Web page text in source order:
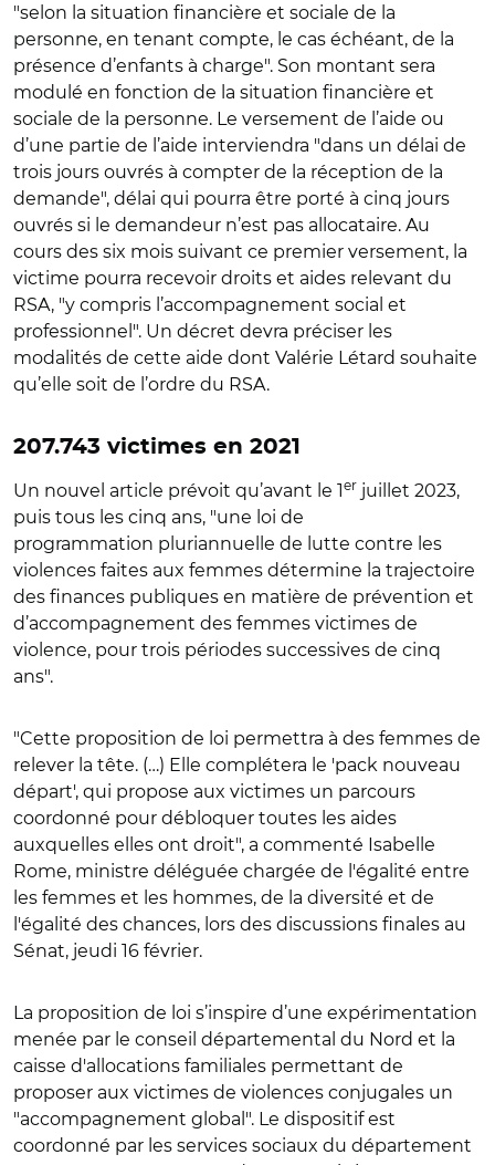
"selon la situation financière et sociale de la
personne, en tenant compte, le cas échéant, de la
présence d’enfants à charge". Son montant sera
modulé en fonction de la situation financière et
sociale de la personne. Le versement de l’aide ou
d’une partie de l’aide interviendra "dans un délai de
trois jours ouvrés à compter de la réception de la
demande", délai qui pourra être porté à cinq jours
ouvrés si le demandeur n’est pas allocataire. Au
cours des six mois suivant ce premier versement, la
victime pourra recevoir droits et aides relevant du
RSA, "y compris l’accompagnement social et
professionnel". Un décret devra préciser les
modalités de cette aide dont Valérie Létard souhaite
qu’elle soit de l’ordre du RSA.
207.743 victimes en 2021
Un nouvel article prévoit qu’avant le 1er juillet 2023,
puis tous les cinq ans, "une loi de
programmation pluriannuelle de lutte contre les
violences faites aux femmes détermine la trajectoire
des finances publiques en matière de prévention et
d’accompagnement des femmes victimes de
violence, pour trois périodes successives de cinq
ans".
"Cette proposition de loi permettra à des femmes de
relever la tête. (…) Elle complétera le 'pack nouveau
départ', qui propose aux victimes un parcours
coordonné pour débloquer toutes les aides
auxquelles elles ont droit", a commenté Isabelle
Rome, ministre déléguée chargée de l'égalité entre
les femmes et les hommes, de la diversité et de
l'égalité des chances, lors des discussions finales au
Sénat, jeudi 16 février.
La proposition de loi s’inspire d’une expérimentation
menée par le conseil départemental du Nord et la
caisse d'allocations familiales permettant de
proposer aux victimes de violences conjugales un
"accompagnement global". Le dispositif est
coordonné par les services sociaux du département